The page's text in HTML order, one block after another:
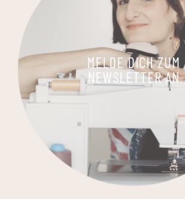
MELDE DICH ZUM
NEWSLETTER AN